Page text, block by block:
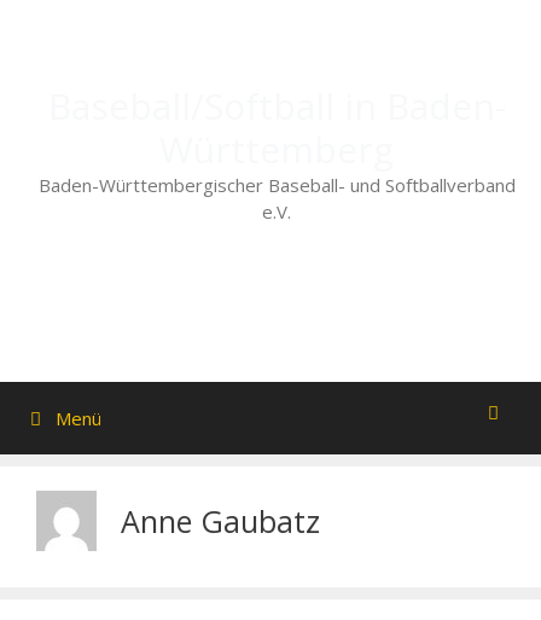
Baden-Württembergischer Baseball- und Softballverband
e.V.
Menü
Anne Gaubatz